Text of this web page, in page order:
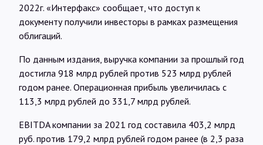
2022г. «Интерфакс» сообщает, что доступ к
документу получили инвесторы в рамках размещения
облигаций.
По данным издания, выручка компании за прошлый год
достигла 918 млрд рублей против 523 млрд рублей
годом ранее. Операционная прибыль увеличилась с
113,3 млрд рублей до 331,7 млрд рублей.
EBITDA компании за 2021 год составила 403,2 млрд
руб. против 179,2 млрд рублей годом ранее (в 2,3 раза